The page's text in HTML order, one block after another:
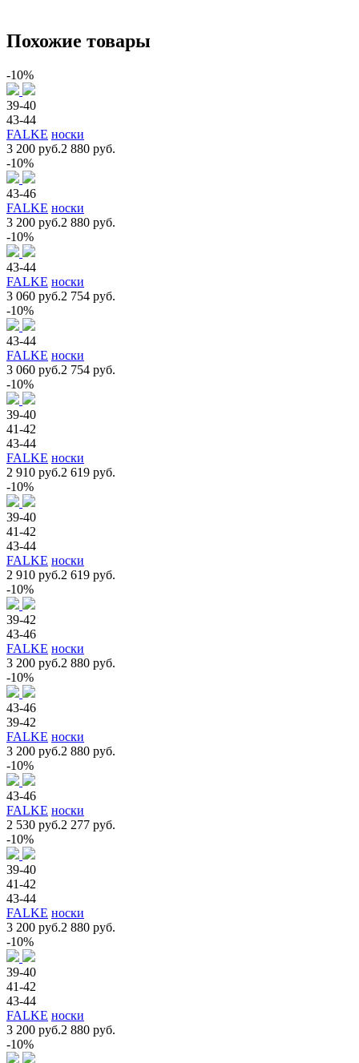
Похожие товары
-10%
39-40
43-44
FALKE носки
3 200 руб.2 880 руб.
-10%
43-46
FALKE носки
3 200 руб.2 880 руб.
-10%
43-44
FALKE носки
3 060 руб.2 754 руб.
-10%
43-44
FALKE носки
3 060 руб.2 754 руб.
-10%
39-40
41-42
43-44
FALKE носки
2 910 руб.2 619 руб.
-10%
39-40
41-42
43-44
FALKE носки
2 910 руб.2 619 руб.
-10%
39-42
43-46
FALKE носки
3 200 руб.2 880 руб.
-10%
43-46
39-42
FALKE носки
3 200 руб.2 880 руб.
-10%
43-46
FALKE носки
2 530 руб.2 277 руб.
-10%
39-40
41-42
43-44
FALKE носки
3 200 руб.2 880 руб.
-10%
39-40
41-42
43-44
FALKE носки
3 200 руб.2 880 руб.
-10%